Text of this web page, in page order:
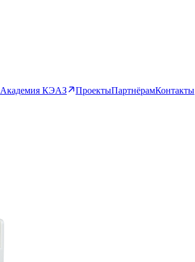
Академия КЭАЗ ПроектыПартнёрамКонтакты